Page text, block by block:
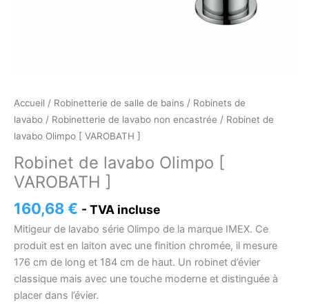
Accueil / Robinetterie de salle de bains / Robinets de
lavabo / Robinetterie de lavabo non encastrée / Robinet de
lavabo Olimpo [ VAROBATH ]
Robinet de lavabo Olimpo [
VAROBATH ]
160,68€ - TVA incluse
Mitigeur de lavabo série Olimpo de la marque IMEX. Ce
produit est en laiton avec une finition chromée, il mesure
176 cm de long et 184 cm de haut. Un robinet d’évier
classique mais avec une touche moderne et distinguée à
placer dans l’évier.